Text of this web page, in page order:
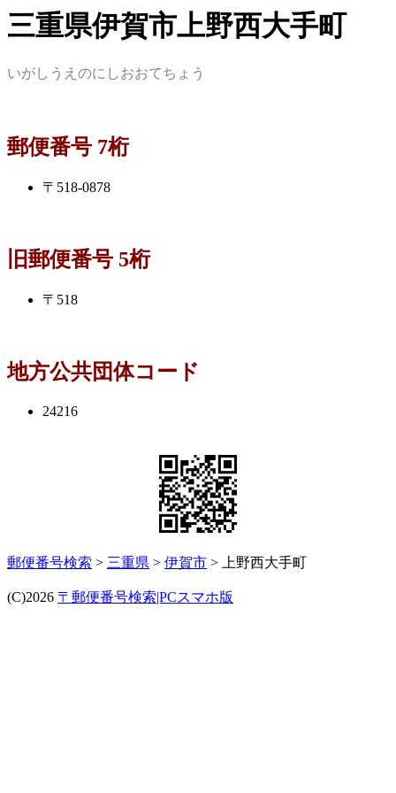
三重県伊賀市上野西大手町
いがしうえのにしおおてちょう
郵便番号 7桁
〒518-0878
旧郵便番号 5桁
〒518
地方公共団体コード
24216
郵便番号検索 > 三重県 > 伊賀市 > 上野西大手町
(C)2026 〒郵便番号検索|PCスマホ版